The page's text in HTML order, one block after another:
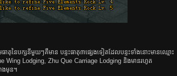
ាតុនៃបក្សនីមួយៗគឺមាន បន្ទះធាតុ៣ផ្សេងទៀតដែលបន្ទះទាំងនោះមានឈ្មោះ
Wing Lodging, Zhu Que Carriage Lodging និងមានរហូត
ងមុន។